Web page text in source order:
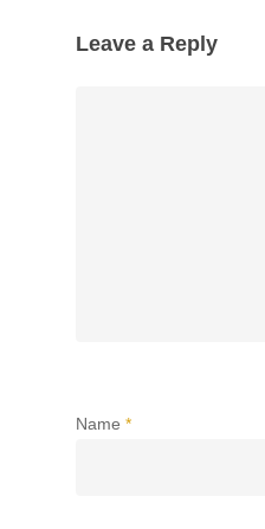
Leave a Reply
Name *